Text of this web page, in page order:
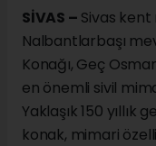
SİVAS – Sivas kent
Nalbantlarbaşı
Konağı, Geç
en önemli sivil
Yaklaşık 150
konak, mimari